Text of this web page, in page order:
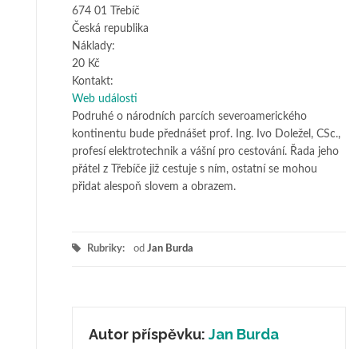
674 01 Třebíč
Česká republika
Náklady:
20 Kč
Kontakt:
Web události
Podruhé o národních parcích severoamerického
kontinentu bude přednášet prof. Ing. Ivo Doležel, CSc.,
profesí elektrotechnik a vášní pro cestování. Řada jeho
přátel z Třebíče již cestuje s ním, ostatní se mohou
přidat alespoň slovem a obrazem.
Rubriky: od Jan Burda
Autor příspěvku: Jan Burda